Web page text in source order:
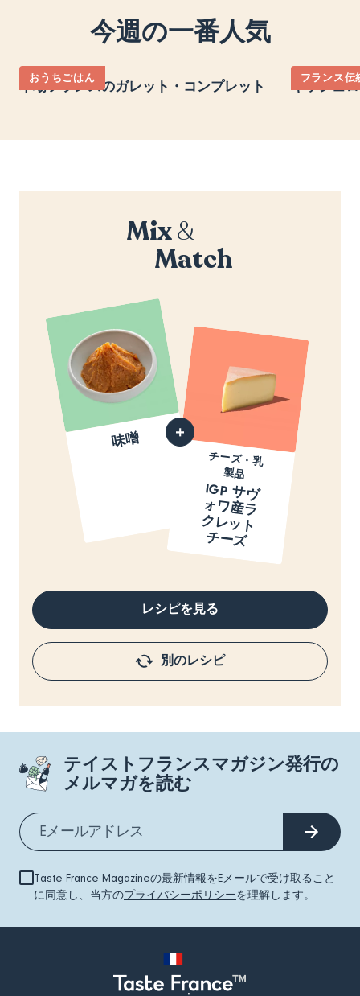
今週の一番人気
おうちごはん
本場フランスのガレット・コンプレット
フランス伝
キッシュ
Mix&
Match
味噌
チーズ・乳
製品
IGP サ
ヴ
ォ
ワ
産
ラ
ク
レ
ッ
ト
チ
ー
ズ
レシピを見る
別のレシピ
テイストフランスマガジン発行の
メルマガを読む
Taste France Magazineの最新情報をEメールで受け取ること
に同意し、当方のプライバシーポリシーを理解します。